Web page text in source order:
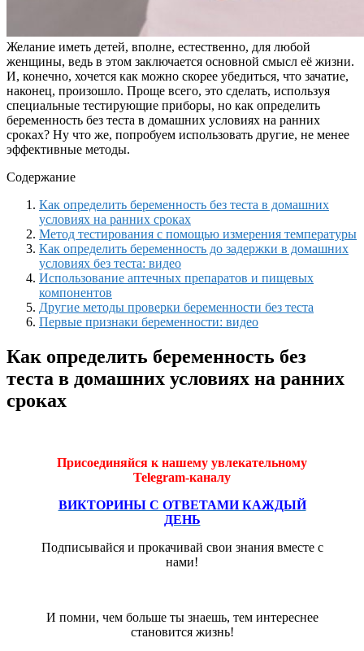
Желание иметь детей, вполне, естественно, для любой
женщины, ведь в этом заключается основной смысл её жизни.
И, конечно, хочется как можно скорее убедиться, что зачатие,
наконец, произошло. Проще всего, это сделать, используя
специальные тестирующие приборы, но как определить
беременность без теста в домашних условиях на ранних
сроках? Ну что же, попробуем использовать другие, не менее
эффективные методы.
Содержание
Как определить беременность без теста в домашних
условиях на ранних сроках
Метод тестирования с помощью измерения температуры
Как определить беременность до задержки в домашних
условиях без теста: видео
Использование аптечных препаратов и пищевых
компонентов
Другие методы проверки беременности без теста
Первые признаки беременности: видео
Как определить беременность без
теста в домашних условиях на ранних
сроках
Присоединяйся к нашему увлекательному
Telegram-каналу
ВИКТОРИНЫ С ОТВЕТАМИ КАЖДЫЙ
ДЕНЬ
Подписывайся и прокачивай свои знания вместе с
нами!
И помни, чем больше ты знаешь, тем интереснее
становится жизнь!